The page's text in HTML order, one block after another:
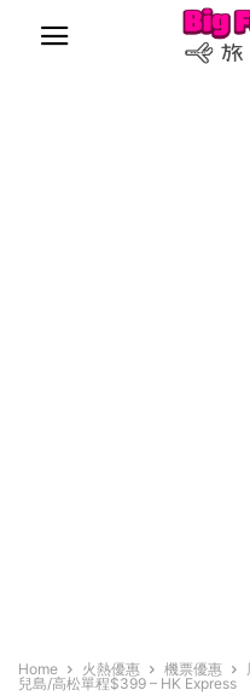
Home 火熱優惠 機票優惠
兒島/高松單程$399 – HK Express